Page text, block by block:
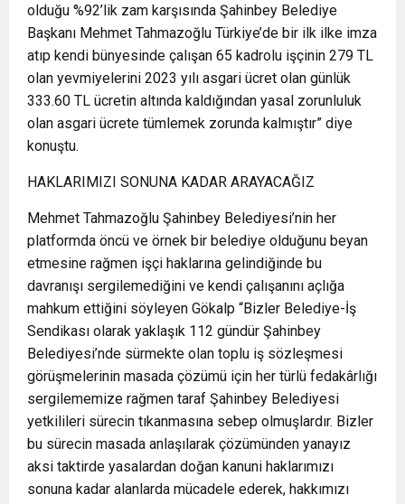
olduğu %92’lik zam karşısında Şahinbey Belediye
Başkanı Mehmet Tahmazoğlu Türkiye’de bir ilk ilke imza
atıp kendi bünyesinde çalışan 65 kadrolu işçinin 279 TL
olan yevmiyelerini 2023 yılı asgari ücret olan günlük
333.60 TL ücretin altında kaldığından yasal zorunluluk
olan asgari ücrete tümlemek zorunda kalmıştır” diye
konuştu.
HAKLARIMIZI SONUNA KADAR ARAYACAĞIZ
Mehmet Tahmazoğlu Şahinbey Belediyesi’nin her
platformda öncü ve örnek bir belediye olduğunu beyan
etmesine rağmen işçi haklarına gelindiğinde bu
davranışı sergilemediğini ve kendi çalışanını açlığa
mahkum ettiğini söyleyen Gökalp “Bizler Belediye-İş
Sendikası olarak yaklaşık 112 gündür Şahinbey
Belediyesi’nde sürmekte olan toplu iş sözleşmesi
görüşmelerinin masada çözümü için her türlü fedakârlığı
sergilememize rağmen taraf Şahinbey Belediyesi
yetkilileri sürecin tıkanmasına sebep olmuşlardır. Bizler
bu sürecin masada anlaşılarak çözümünden yanayız
aksi taktirde yasalardan doğan kanuni haklarımızı
sonuna kadar alanlarda mücadele ederek, hakkımızı